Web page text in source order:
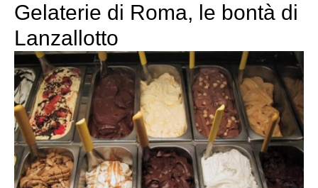
Gelaterie di Roma, le bontà di
Lanzallotto